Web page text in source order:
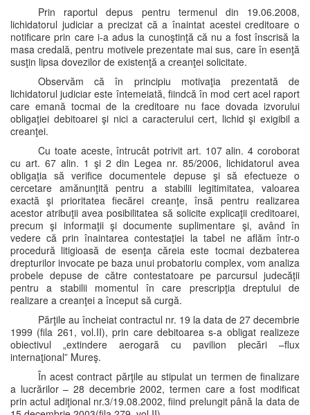
Prin raportul depus pentru termenul din 19.06.2008,
lichidatorul judiciar a precizat că a înaintat acestei creditoare o
notificare prin care i-a adus la cunoştinţă că nu a fost înscrisă la
masa credală, pentru motivele prezentate mai sus, care în esenţă
susţin lipsa dovezilor de existenţă a creanţei solicitate.
Observăm că în principiu motivaţia prezentată de
lichidatorul judiciar este întemeiată, fiindcă în mod cert acel raport
care emană tocmai de la creditoare nu face dovada izvorului
obligaţiei debitoarei şi nici a caracterului cert, lichid şi exigibil a
creanţei.
Cu toate aceste, întrucât potrivit art. 107 alin. 4 coroborat
cu art. 67 alin. 1 şi 2 din Legea nr. 85/2006, lichidatorul avea
obligaţia să verifice documentele depuse şi să efectueze o
cercetare amănunţită pentru a stabilii legitimitatea, valoarea
exactă şi prioritatea fiecărei creanţe, însă pentru realizarea
acestor atribuţii avea posibilitatea să solicite explicaţii creditoarei,
precum şi informaţii şi documente suplimentare şi, având în
vedere că prin înaintarea contestaţiei la tabel ne aflăm într-o
procedură litigioasă de esenţa căreia este tocmai dezbaterea
drepturilor invocate pe baza unui probatoriu complex, vom analiza
probele depuse de către contestatoare pe parcursul judecăţii
pentru a stabilii momentul în care prescripţia dreptului de
realizare a creanţei a început să curgă.
Părţile au încheiat contractul nr. 19 la data de 27 decembrie
1999 (fila 261, vol.II), prin care debitoarea s-a obligat realizeze
obiectivul „extindere aerogară cu pavilion plecări –flux
internaţional” Mureş.
În acest contract părţile au stipulat un termen de finalizare
a lucrărilor – 28 decembrie 2002, termen care a fost modificat
prin actul adiţional nr.3/19.08.2002, fiind prelungit până la data de